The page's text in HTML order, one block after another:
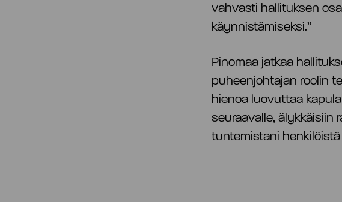
vahvasti hallituksen
käynnistämiseksi.”
Pinomaa jatkaa
puheenjohtajan roolin
hienoa luovuttaa
seuraavalle, älykkäisiin
tuntemistani